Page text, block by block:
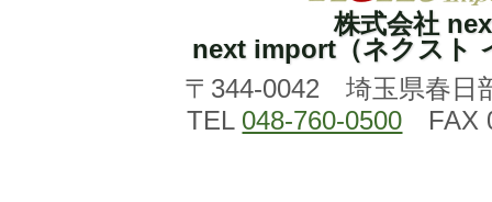
株式会社
next import（ネクスト
〒344-0042 埼玉県春日
TEL 048-760-0500 FAX